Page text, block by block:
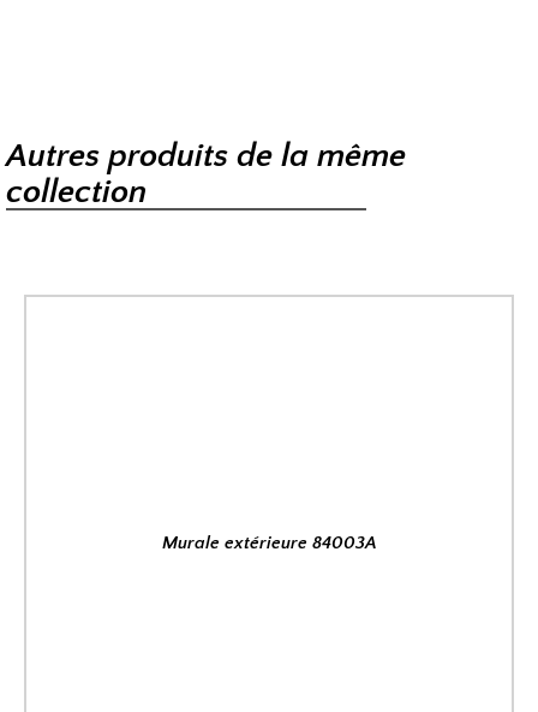
Autres produits de la même
collection
Murale extérieure 84003A